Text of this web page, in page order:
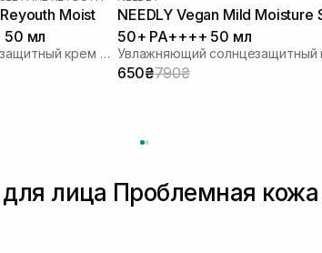
Moist
50 мл
Увлажняющий солнцезащитный крем для лица с гиалуроновой кислотой
NEEDLY Vegan Mild Moisture
50+ PA++++ 50 мл
650₴790₴
лица Проблемная